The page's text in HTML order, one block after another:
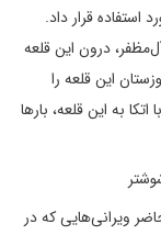
استفاده قرار داد.
درون این قلعه
این قلعه را
به این قلعه، بارها
ویرانی‌هایی که در